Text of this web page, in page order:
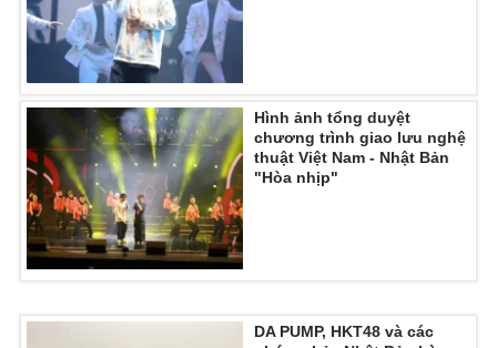
Hình ảnh tổng duyệt
chương trình giao lưu nghệ
thuật Việt Nam - Nhật Bản
"Hòa nhịp"
DA PUMP, HKT48 và các